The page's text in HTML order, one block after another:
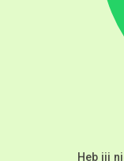
Heb jij